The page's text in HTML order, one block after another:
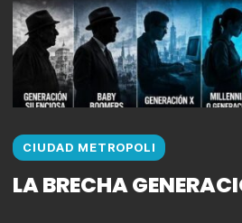
CIUDAD METROPOLI
LA BRECHA